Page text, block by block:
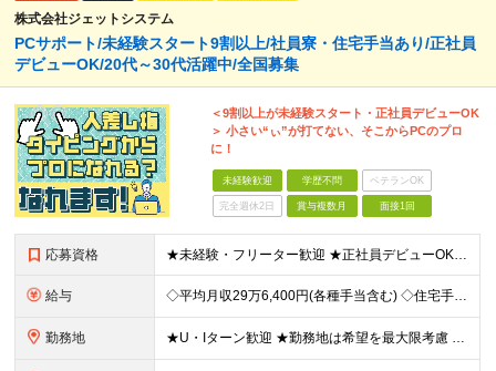
株式会社ジェットシステム
PCサポート/未経験スタート9割以上/社員寮・住宅手当あり/正社員
デビューOK/20代～30代活躍中/全国募集
＜9割以上が未経験スタート・正社員デビューOK
＞ 小さい“ぃ”が打てない、そこからPCのプロ
に！
未経験歓迎 学歴不問 ベテランOK
完全週休2日 賞与複数月 面接1回
応募資格 ★未経験・フリーター歓迎 ★正社員デビューOK ★学歴不問 ＼人柄採用を実施中です！／ しっかりと研修できる体制が整っているので、 スキルや経歴は重視していません。 あなたのお人柄や熱意で、選考を行
給与 ◇平均月収29万6,400円(各種手当含む) ◇住宅手当⇒最大家賃の半額支給 ◇賞与年2回支給 ■月給22万5,000円以上＋地域手当＋時間外手当＋住宅手当＋家族手当 ※経験やスキルに応じて給与を
勤務地 ★U・Iターン歓迎 ★勤務地は希望を最大限考慮 ★自宅の近くで働きたい方にもピッタリ！ 全国44都道府県（栃木県・福井県・鹿児島県を除く）の家電量販店内の「PCコーナー」にて勤務いただきます。 ※